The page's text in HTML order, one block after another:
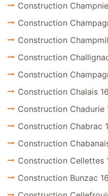
Construction
Construction
Construction
Construction
Construction
Construction Chalais
Construction Chadurie
Construction Chabrac
Construction
Construction Cellettes
Construction Bunzac